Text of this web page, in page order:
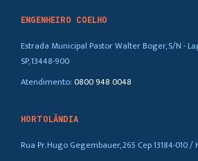
ENGENHEIRO COELHO
Estrada Municipal Pastor Walter Boger, S/N -
SP, 13448-900
Atendimento:0800 948 0048
HORTOLÂNDIA
Rua Pr. Hugo Gegembauer, 265 Cep 13184-010